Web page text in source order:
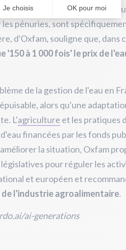
bouteille, fortement critiqué
pénuries, sont
d'Oxfam, souligne que, dans
'150 à 1 000 fois' le prix de
de la gestion de l'eau en
alors qu'une
L'agriculture et les pratiques
financées par les fonds
la situation, Oxfam
pour réguler les
et européen et
l'industrie agroalimentaire.
ai-generations